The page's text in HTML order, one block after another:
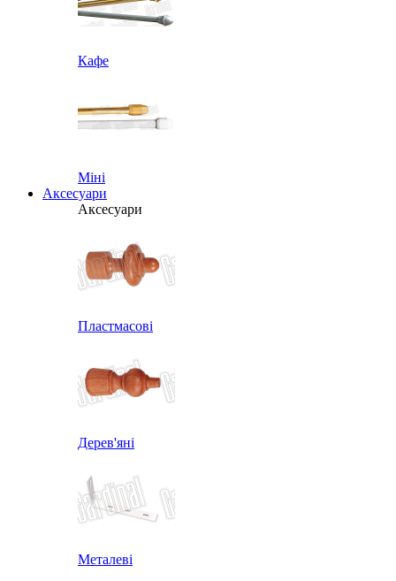
Кафе
Міні
Аксесуари
Аксесуари
Пластмасові
Дерев'яні
Металеві